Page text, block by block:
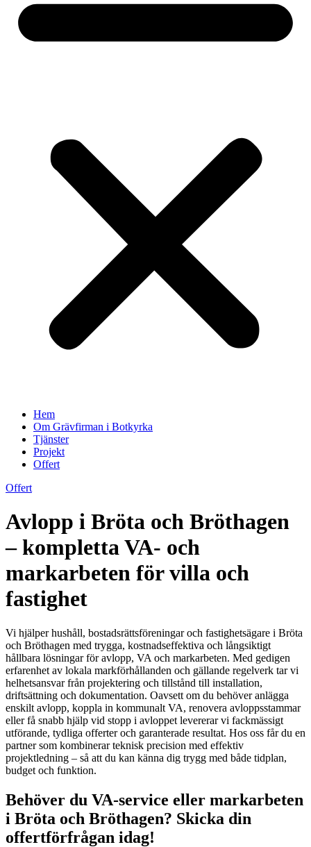
Hem
Om Grävfirman i Botkyrka
Tjänster
Projekt
Offert
Offert
Avlopp i Bröta och Bröthagen
– kompletta VA- och
markarbeten för villa och
fastighet
Vi hjälper hushåll, bostadsrättsföreningar och fastighetsägare i Bröta
och Bröthagen med trygga, kostnadseffektiva och långsiktigt
hållbara lösningar för avlopp, VA och markarbeten. Med gedigen
erfarenhet av lokala markförhållanden och gällande regelverk tar vi
helhetsansvar från projektering och tillstånd till installation,
driftsättning och dokumentation. Oavsett om du behöver anlägga
enskilt avlopp, koppla in kommunalt VA, renovera avloppsstammar
eller få snabb hjälp vid stopp i avloppet levererar vi fackmässigt
utförande, tydliga offerter och garanterade resultat. Hos oss får du en
partner som kombinerar teknisk precision med effektiv
projektledning – så att du kan känna dig trygg med både tidplan,
budget och funktion.
Behöver du VA-service eller markarbeten
i Bröta och Bröthagen? Skicka din
offertförfrågan idag!